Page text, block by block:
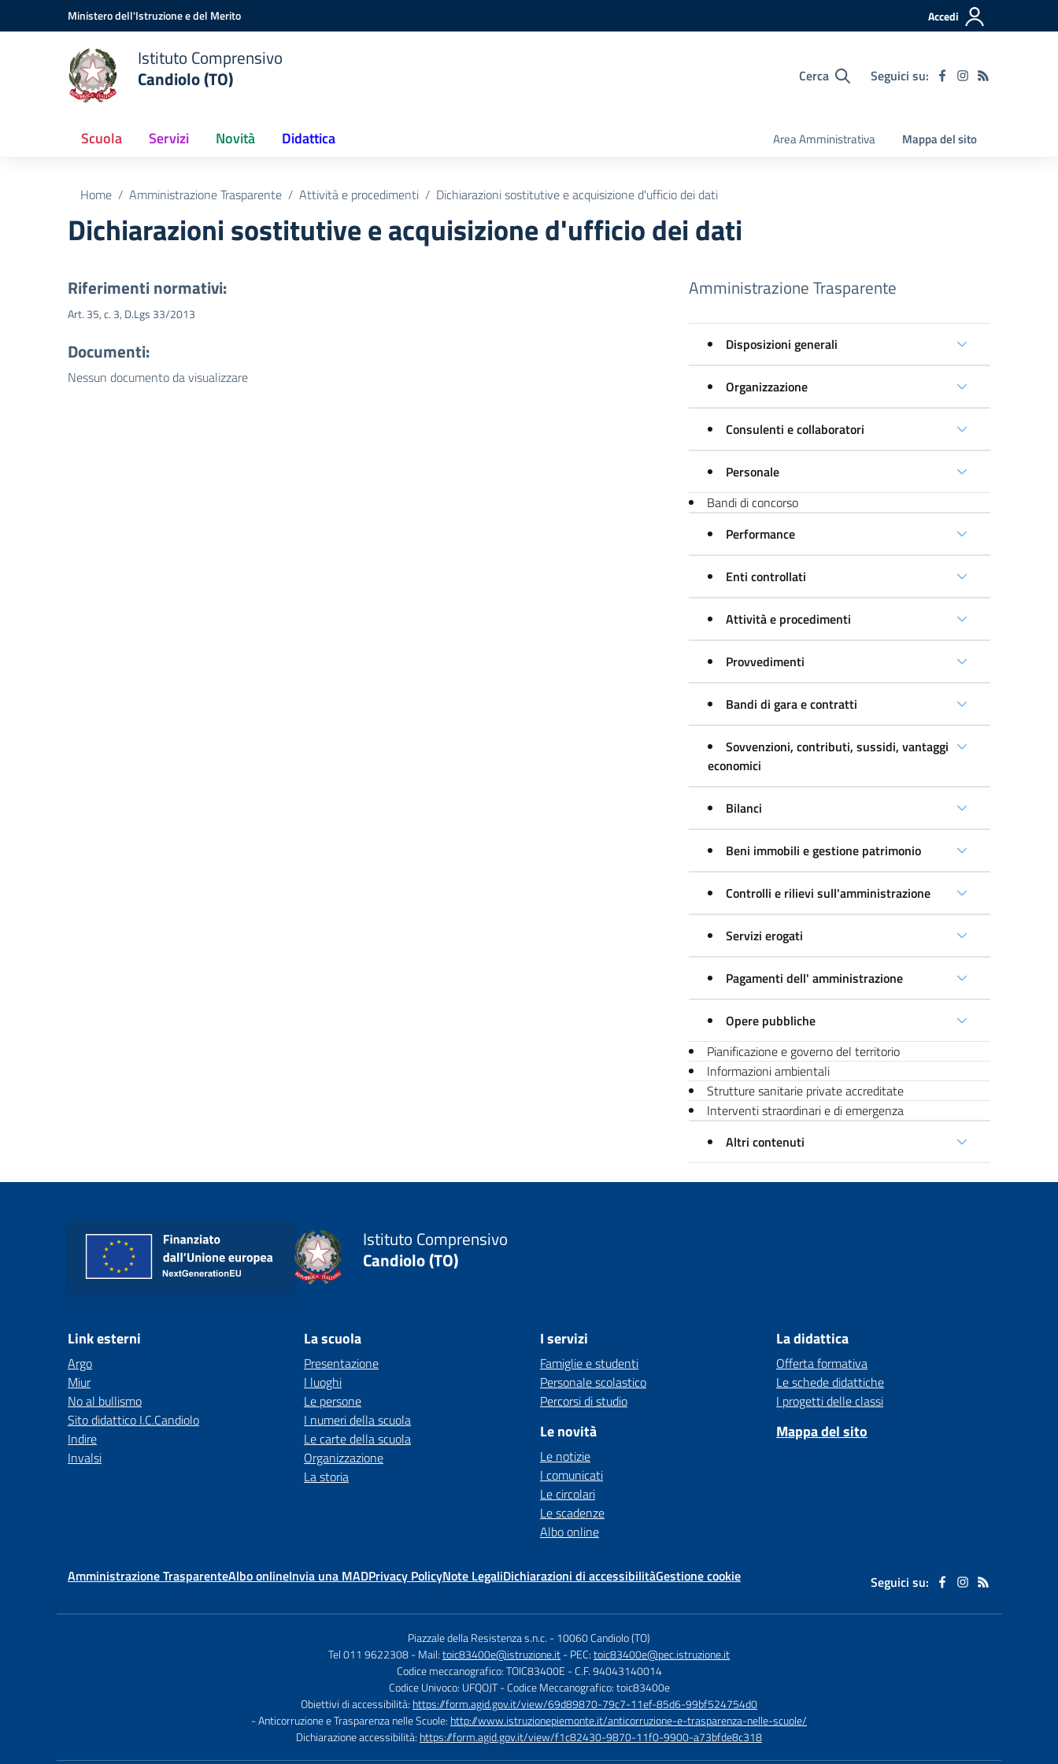
Vai ai contenuti
Vai al menu di navigazioneMinistero dell'Istruzione e del Merito Accedi
Istituto Comprensivo
Candiolo (TO)
Cerca Seguici su:
Scuola Servizi Novità Didattica Area Amministrativa Mappa del sito
Home Amministrazione Trasparente Attività e procedimenti Dichiarazioni sostitutive e acquisizione d'ufficio dei dati
Dichiarazioni sostitutive e acquisizione d'ufficio dei dati
Riferimenti normativi:
Art. 35, c. 3, D.Lgs 33/2013
Documenti:
Nessun documento da visualizzare
Amministrazione Trasparente
Disposizioni generali
Organizzazione
Consulenti e collaboratori
Personale
Bandi di concorso
Performance
Enti controllati
Attività e procedimenti
Provvedimenti
Bandi di gara e contratti
Sovvenzioni, contributi, sussidi, vantaggi
economici
Bilanci
Beni immobili e gestione patrimonio
Controlli e rilievi sull'amministrazione
Servizi erogati
Pagamenti dell' amministrazione
Opere pubbliche
Pianificazione e governo del territorio
Informazioni ambientali
Strutture sanitarie private accreditate
Interventi straordinari e di emergenza
Altri contenuti
Istituto Comprensivo
Candiolo (TO)
Link esterni
Argo
Miur
No al bullismo
Sito didattico I.C.Candiolo
Indire
Invalsi
La scuola
Presentazione
I luoghi
Le persone
I numeri della scuola
Le carte della scuola
Organizzazione
La storia
I servizi
Famiglie e studenti
Personale scolastico
Percorsi di studio
Le novità
Le notizie
I comunicati
Le circolari
Le scadenze
Albo online
La didattica
Offerta formativa
Le schede didattiche
I progetti delle classi
Mappa del sito
Amministrazione TrasparenteAlbo onlineInvia una MADPrivacy PolicyNote LegaliDichiarazioni di accessibilitàGestione cookie Seguici su:
Piazzale della Resistenza s.n.c. -10060 Candiolo (TO)
Tel 011 9622308- Mail:toic83400e@istruzione.it- PEC:toic83400e@pec.istruzione.it
Codice meccanografico: TOIC83400E - C.F. 94043140014
Codice Univoco: UFQOJT - Codice Meccanografico: toic83400e
Obiettivi di accessibilità: https://form.agid.gov.it/view/69d89870-79c7-11ef-85d6-99bf524754d0
- Anticorruzione e Trasparenza nelle Scuole: http://www.istruzionepiemonte.it/anticorruzione-e-trasparenza-nelle-scuole/
Dichiarazione accessibilità: https://form.agid.gov.it/view/f1c82430-9870-11f0-9900-a73bfde8c318